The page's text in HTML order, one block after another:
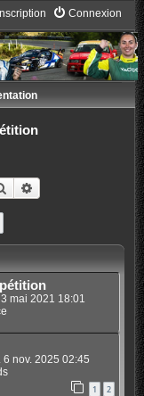
Connexion
Inscription
RechercherRecherche avancée
3 mai 2021 18:01
6 nov. 2025 02:45
1 2